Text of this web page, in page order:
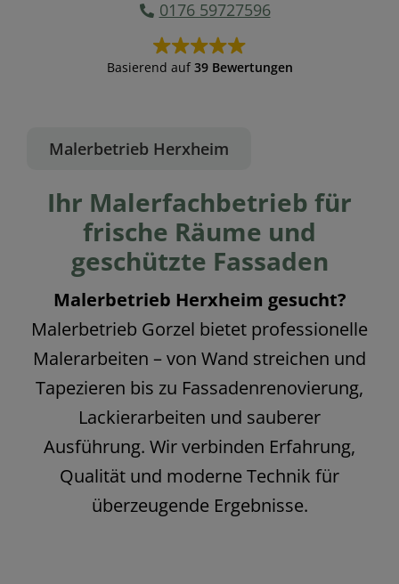
Malerbetrieb Herxheim
Ihr Malerfachbetrieb für
frische Räume und
geschützte Fassaden
Malerbetrieb Herxheim gesucht?
Malerbetrieb Gorzel bietet professionelle
Malerarbeiten – von Wand streichen und
Tapezieren bis zu Fassadenrenovierung,
Lackierarbeiten und sauberer
Ausführung. Wir verbinden Erfahrung,
Qualität und moderne Technik für
überzeugende Ergebnisse.
0176 59727596
Basierend auf 39 Bewertungen